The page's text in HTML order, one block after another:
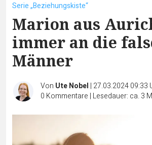
Serie „Beziehungskiste“
Marion aus
immer an die
Männer
Von Ute Nobel | 27.03.2024 09:33
0 Kommentare | Lesedauer: ca. 3